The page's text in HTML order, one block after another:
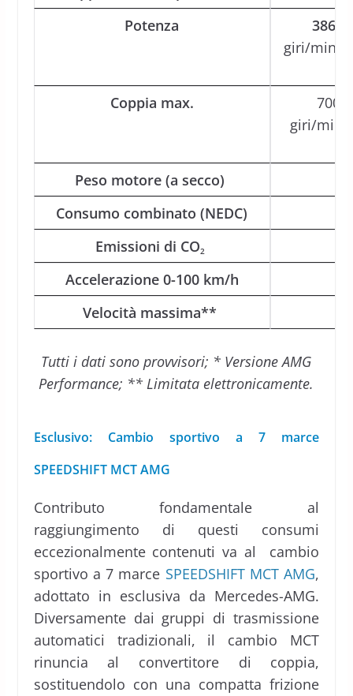
Potenza
386
giri/min
Coppia max.
700
giri/
Peso motore (a secco)
Consumo combinato (NEDC)
Emissioni di CO2
Accelerazione 0-100 km/h
Velocità massima**
Tutti i dati sono provvisori; * Versione AMG
Performance; ** Limitata elettronicamente.
Esclusivo: Cambio sportivo a 7 marce
SPEEDSHIFT MCT AMG
Contributo fondamentale al
raggiungimento di questi consumi
eccezionalmente contenuti va al cambio
sportivo a 7 marce SPEEDSHIFT MCT AMG,
adottato in esclusiva da Mercedes-AMG.
Diversamente dai gruppi di trasmissione
automatici tradizionali, il cambio MCT
rinuncia al convertitore di coppia,
sostituendolo con una compatta frizione